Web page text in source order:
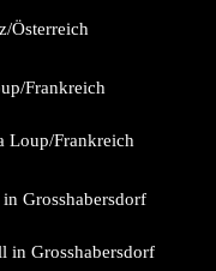
Österreich
Loup/Frankreich
in Grosshabersdorf